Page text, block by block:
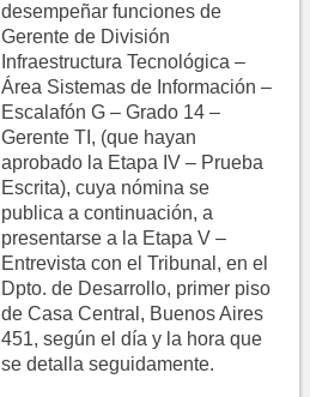
desempeñar funciones de
Gerente de División
Infraestructura Tecnológica –
Área Sistemas de Información –
Escalafón G – Grado 14 –
Gerente TI, (que hayan
aprobado la Etapa IV – Prueba
Escrita), cuya nómina se
publica a continuación, a
presentarse a la Etapa V –
Entrevista con el Tribunal, en el
Dpto. de Desarrollo, primer piso
de Casa Central, Buenos Aires
451, según el día y la hora que
se detalla seguidamente.